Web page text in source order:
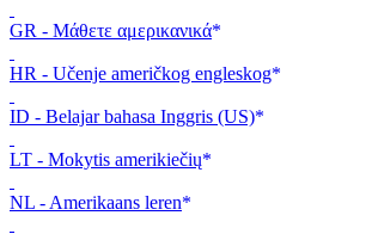
GR - Μάθετε αμερικανικά
HR - Učenje američkog engleskog
ID - Belajar bahasa Inggris (US)
LT - Mokytis amerikiečių
NL - Amerikaans leren